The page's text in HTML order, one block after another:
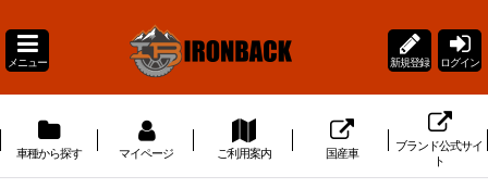
メニュー 新規登録 ログイン
車種から探す マイページ ご利用案内 国産車
ブランド公式サイ
ト